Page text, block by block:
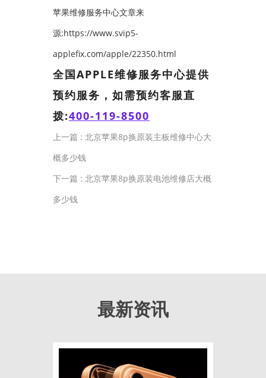
苹果维修服务中心文章来
源:https://www.svip5-
applefix.com/apple/22350.html
全国APPLE维修服务中心提供
预约服务，如需预约客服直
拨:400-119-8500
上一篇 : 北京苹果8p换原装主板维修中心大
概多少钱
下一篇 : 北京苹果8p换原装电池维修店大概
多少钱
最新资讯